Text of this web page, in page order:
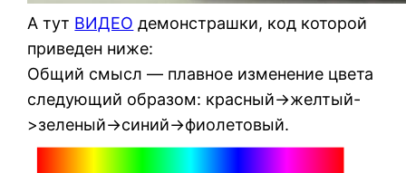
А тут ВИДЕО демонстрашки, код которой
приведен ниже:
Общий смысл — плавное изменение цвета
следующий образом: красный->желтый-
>зеленый->синий->фиолетовый.